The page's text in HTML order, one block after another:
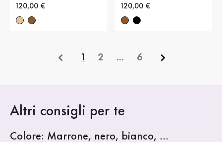
Nuovo prezzo
120,00 € Nuovo prezzo
120,00 €
1 2 ... 6
Altri consigli per te
Colore: Marrone, nero, bianco, ...